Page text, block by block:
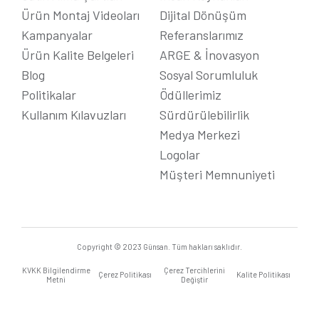
Ürün Montaj Videoları
Kampanyalar
Ürün Kalite Belgeleri
Blog
Politikalar
Kullanım Kılavuzları
Dijital Dönüşüm
Referanslarımız
ARGE & İnovasyon
Sosyal Sorumluluk
Ödüllerimiz
Sürdürülebilirlik
Medya Merkezi
Logolar
Müşteri Memnuniyeti
Copyright © 2023 Günsan. Tüm hakları saklıdır.
KVKK Bilgilendirme
Metni
Çerez Politikası
Çerez Tercihlerini
Değiştir
Kalite Politikası